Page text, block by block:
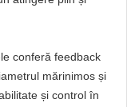
conferă feedback
mărinimos și
și control în